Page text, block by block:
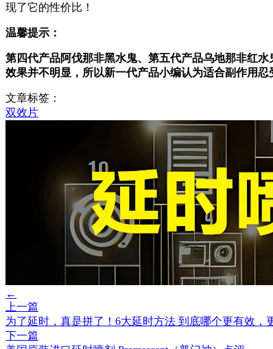
现了它的性价比！
温馨提示：
第四代产品阿伐那非黑水鬼、第五代产品乌地那非红
效果并不明显，所以新一代产品小编认为适合副作用
文章标签：
双效片
←
上一篇
为了延时，真是拼了！6大延时方法 到底哪个更有效，
下一篇